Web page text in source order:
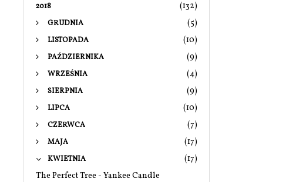
2018 (132)
GRUDNIA (5)
LISTOPADA (10)
PAŹDZIERNIKA (9)
WRZEŚNIA (4)
SIERPNIA (9)
LIPCA (10)
CZERWCA (7)
MAJA (17)
KWIETNIA
(17)
The Perfect Tree - Yankee Candle